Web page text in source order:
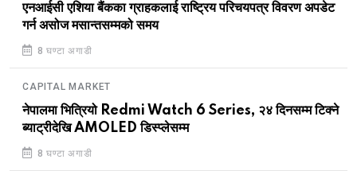
एनआईसी एशिया बैंकका ग्राहकलाई राष्ट्रिय परिचयपत्र विवरण अपडेट
गर्न असोज मसान्तसम्मको समय
8 घण्टा अगाडी
CAPITAL MARKET
नेपालमा भित्रियो Redmi Watch 6 Series, २४ दिनसम्म टिक्ने
ब्याट्रीदेखि AMOLED डिस्प्लेसम्म
8 घण्टा अगाडी